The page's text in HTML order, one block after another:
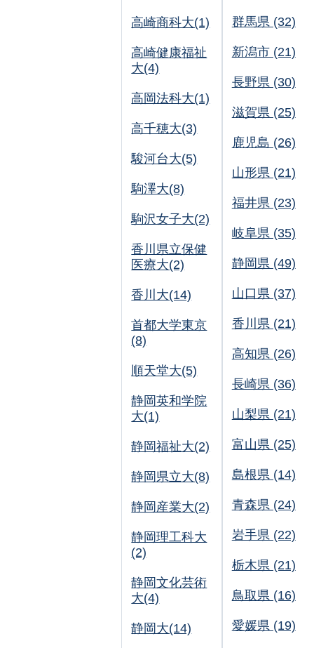
高崎商科大(1)
高崎健康福祉
大(4)
高岡法科大(1)
高千穂大(3)
駿河台大(5)
駒澤大(8)
駒沢女子大(2)
香川県立保健
医療大(2)
香川大(14)
首都大学東京
(8)
順天堂大(5)
静岡英和学院
大(1)
静岡福祉大(2)
静岡県立大(8)
静岡産業大(2)
静岡理工科大
(2)
静岡文化芸術
大(4)
静岡大(14)
群馬県 (32)
新潟市 (21)
長野県 (30)
滋賀県 (25)
鹿児島 (26)
山形県 (21)
福井県 (23)
岐阜県 (35)
静岡県 (49)
山口県 (37)
香川県 (21)
高知県 (26)
長崎県 (36)
山梨県 (21)
富山県 (25)
島根県 (14)
青森県 (24)
岩手県 (22)
栃木県 (21)
鳥取県 (16)
愛媛県 (19)